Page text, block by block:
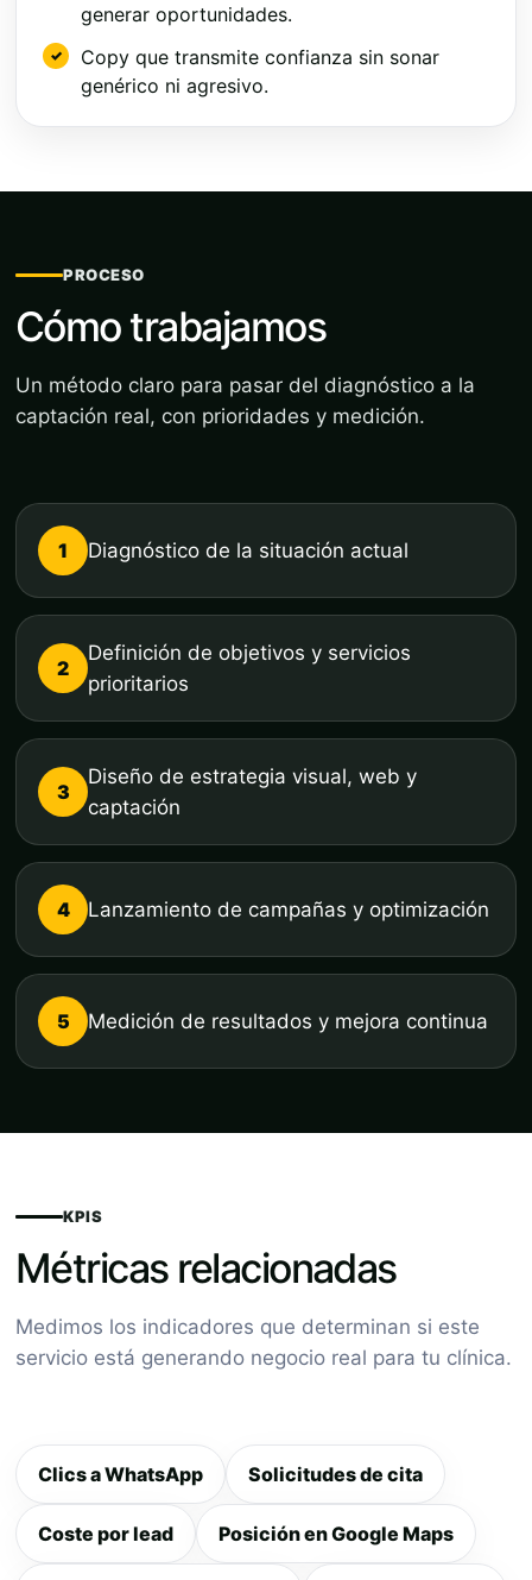
generar oportunidades.
Copy que transmite confianza sin sonar
genérico ni agresivo.
PROCESO
Cómo trabajamos
Un método claro para pasar del diagnóstico a la
captación real, con prioridades y medición.
1 Diagnóstico de la situación actual
2
Definición de objetivos y servicios
prioritarios
3
Diseño de estrategia visual, web y
captación
4 Lanzamiento de campañas y optimización
5 Medición de resultados y mejora continua
KPIS
Métricas relacionadas
Medimos los indicadores que determinan si este
servicio está generando negocio real para tu clínica.
Clics a WhatsApp Solicitudes de cita
Coste por lead Posición en Google Maps